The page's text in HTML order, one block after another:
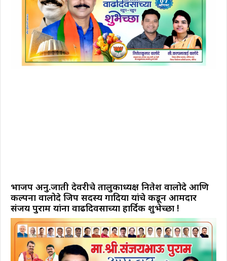
भाजप अनु.जाती देवरीचे तालुकाध्यक्ष नितेश वालोदे आणि
कल्पना वालोदे जिप सदस्य गोंदिया यांचे कडून आमदार
संजय पुराम यांना वाढदिवसाच्या हार्दिक शुभेच्छा !